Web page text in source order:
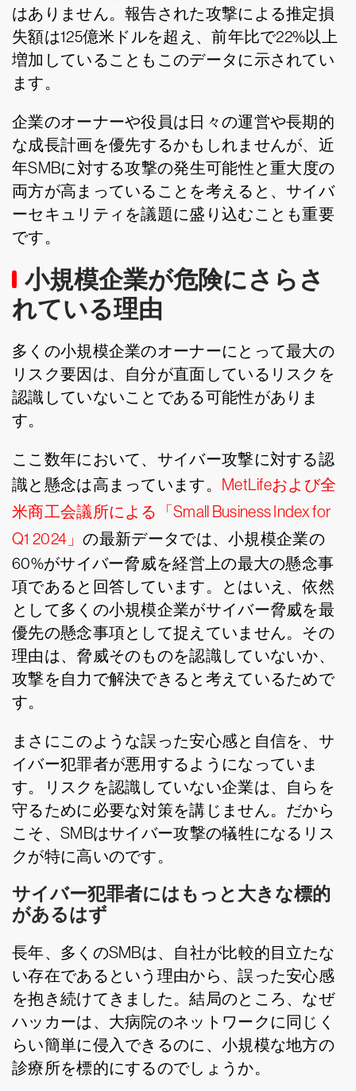
はありません。報告された攻撃による推定損
失額は125億米ドルを超え、前年比で22%以上
増加していることもこのデータに示されてい
ます。
企業のオーナーや役員は日々の運営や長期的
な成長計画を優先するかもしれませんが、近
年SMBに対する攻撃の発生可能性と重大度の
両方が高まっていることを考えると、サイバ
ーセキュリティを議題に盛り込むことも重要
です。
小規模企業が危険にさらさ
れている理由
多くの小規模企業のオーナーにとって最大の
リスク要因は、自分が直面しているリスクを
認識していないことである可能性がありま
す。
ここ数年において、サイバー攻撃に対する認
識と懸念は高まっています。 MetLifeおよび全
米商工会議所による「Small Business Index for
Q1 2024」の最新データでは、小規模企業の
60%がサイバー脅威を経営上の最大の懸念事
項であると回答しています。とはいえ、依然
として多くの小規模企業がサイバー脅威を最
優先の懸念事項として捉えていません。その
理由は、脅威そのものを認識していないか、
攻撃を自力で解決できると考えているためで
す。
まさにこのような誤った安心感と自信を、サ
イバー犯罪者が悪用するようになっていま
す。リスクを認識していない企業は、自らを
守るために必要な対策を講じません。だから
こそ、SMBはサイバー攻撃の犠牲になるリス
クが特に高いのです。
サイバー犯罪者にはもっと大きな標的
があるはず
長年、多くのSMBは、自社が比較的目立たな
い存在であるという理由から、誤った安心感
を抱き続けてきました。結局のところ、なぜ
ハッカーは、大病院のネットワークに同じく
らい簡単に侵入できるのに、小規模な地方の
診療所を標的にするのでしょうか。